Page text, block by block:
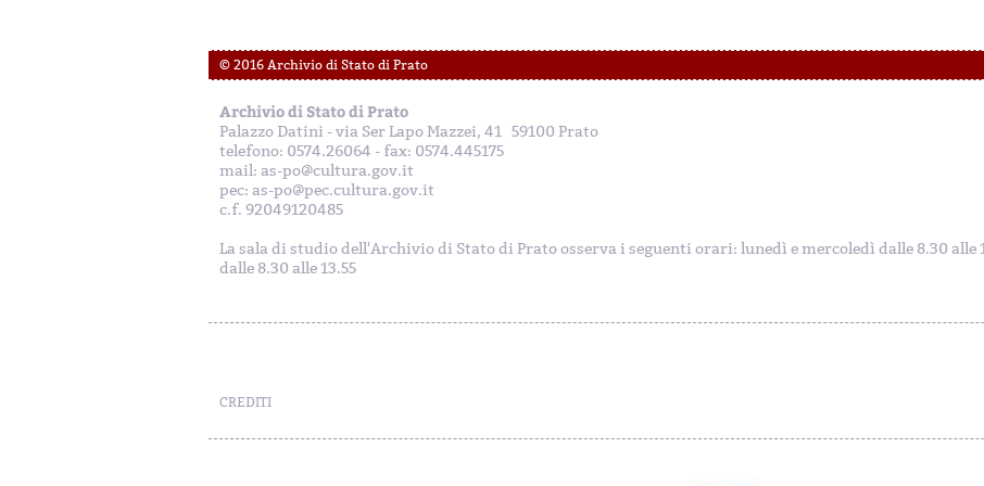
© 2016 Archivio di Stato di Prato
Archivio di Stato di Prato
Palazzo Datini - via Ser Lapo Mazzei, 41 59100 Prato
telefono: 0574.26064 - fax: 0574.445175
mail: as-po@cultura.gov.it
pec: as-po@pec.cultura.gov.it
c.f. 92049120485
La sala di studio dell'Archivio di Stato di Prato osserva i seguenti orari: lunedì e mercoledì dalle 8.30 alle
dalle 8.30 alle 13.55
CREDITI